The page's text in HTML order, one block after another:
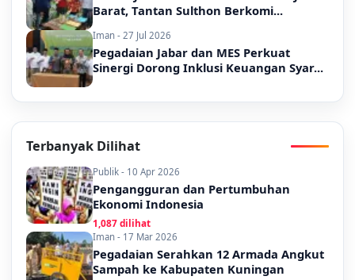
Barat, Tantan Sulthon Berkomi...
Iman - 27 Jul 2026
Pegadaian Jabar dan MES Perkuat
Sinergi Dorong Inklusi Keuangan Syar...
Terbanyak Dilihat
Publik - 10 Apr 2026
Pengangguran dan Pertumbuhan
Ekonomi Indonesia
1,087 dilihat
Iman - 17 Mar 2026
Pegadaian Serahkan 12 Armada Angkut
Sampah ke Kabupaten Kuningan